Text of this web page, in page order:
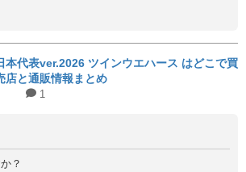
本代表ver.2026 ツインウエハース はどこで買
店と通販情報まとめ
1
？